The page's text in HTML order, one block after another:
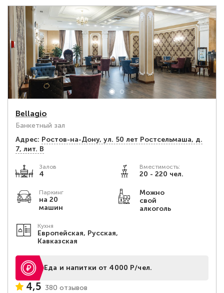
Bellagio
Банкетный зал
Адрес: Ростов-на-Дону, ул. 50 лет Ростсельмаша, д.
7, лит. В
Залов
4
Вместимость:
20 - 220 чел.
Паркинг
на 20
машин
Можно
свой
алкоголь
Кухня
Европейская, Русская,
Кавказская
Еда и напитки от 4000 Р/чел.
4,5 380 отзывов